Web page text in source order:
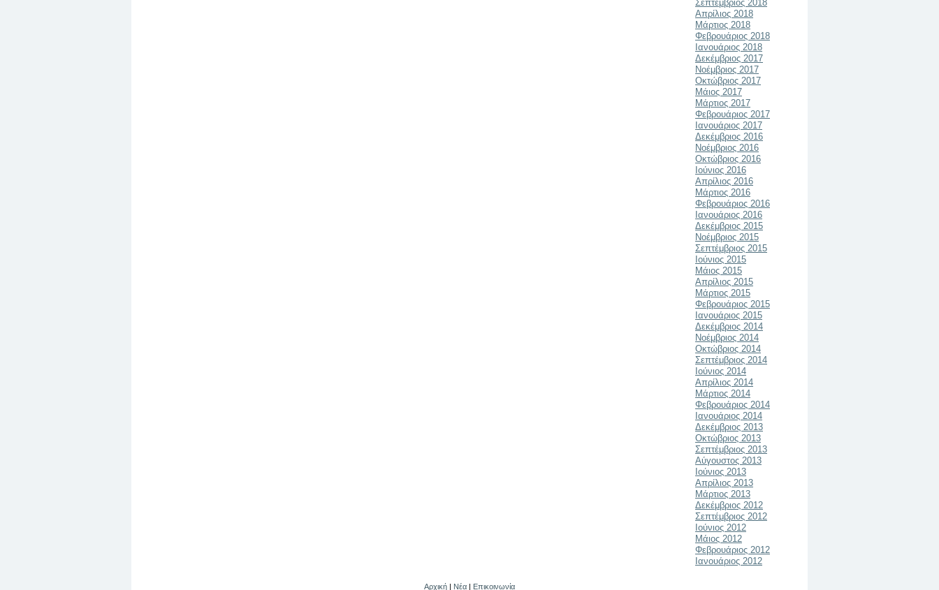
Σεπτέμβριος 2018
Απρίλιος 2018
Μάρτιος 2018
Φεβρουάριος 2018
Ιανουάριος 2018
Δεκέμβριος 2017
Νοέμβριος 2017
Οκτώβριος 2017
Μάιος 2017
Μάρτιος 2017
Φεβρουάριος 2017
Ιανουάριος 2017
Δεκέμβριος 2016
Νοέμβριος 2016
Οκτώβριος 2016
Ιούνιος 2016
Απρίλιος 2016
Μάρτιος 2016
Φεβρουάριος 2016
Ιανουάριος 2016
Δεκέμβριος 2015
Νοέμβριος 2015
Σεπτέμβριος 2015
Ιούνιος 2015
Μάιος 2015
Απρίλιος 2015
Μάρτιος 2015
Φεβρουάριος 2015
Ιανουάριος 2015
Δεκέμβριος 2014
Νοέμβριος 2014
Οκτώβριος 2014
Σεπτέμβριος 2014
Ιούνιος 2014
Απρίλιος 2014
Μάρτιος 2014
Φεβρουάριος 2014
Ιανουάριος 2014
Δεκέμβριος 2013
Οκτώβριος 2013
Σεπτέμβριος 2013
Αύγουστος 2013
Ιούνιος 2013
Απρίλιος 2013
Μάρτιος 2013
Δεκέμβριος 2012
Σεπτέμβριος 2012
Ιούνιος 2012
Μάιος 2012
Φεβρουάριος 2012
Ιανουάριος 2012
Αρχική | Νέα | Επικοινωνία